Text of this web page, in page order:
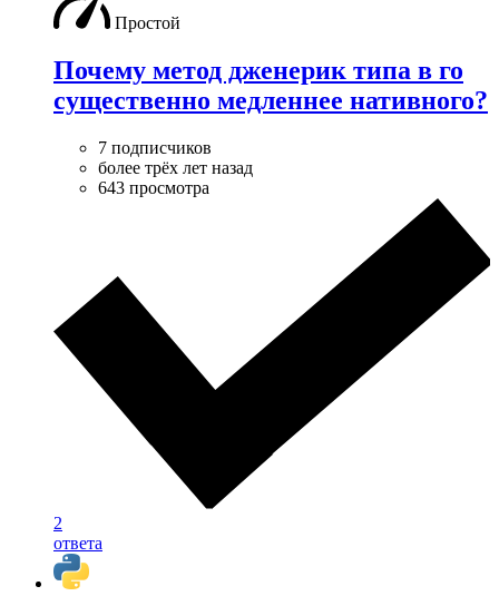
Простой
Почему метод дженерик типа в го
существенно медленнее нативного?
7 подписчиков
более трёх лет назад
643 просмотра
2
ответа